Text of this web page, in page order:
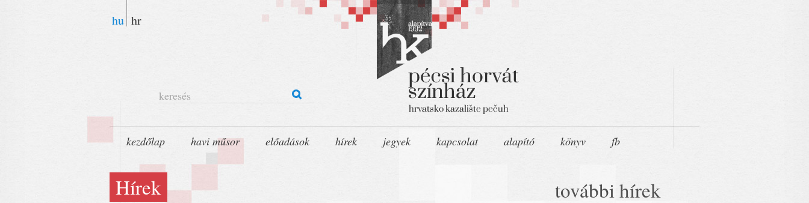
hu hr
keresés
kezdőlap havi műsor előadások hírek jegyek kapcsolat alapító könyv fb
Hírek további hírek